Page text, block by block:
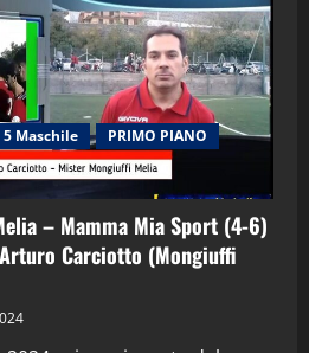
5 Maschile
PRIMO PIANO
– Mamma Mia Sport (4-6)
Carciotto (Mongiuffi
in Podcast: 29^ Puntata